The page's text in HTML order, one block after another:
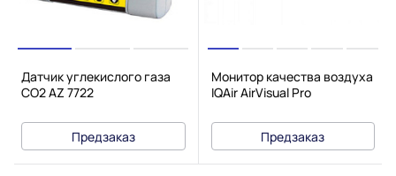
Датчик углекислого газа
CO2 AZ 7722
Предзаказ
Монитор качества воздуха
IQAir AirVisual Pro
Предзаказ